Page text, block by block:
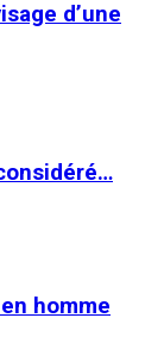
d’une
homme